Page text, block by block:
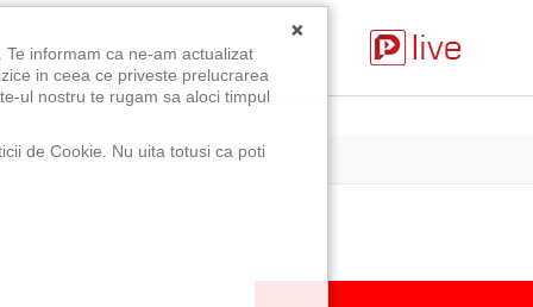
×
informam ca ne-am actualizat
in ceea ce priveste prelucrarea
ul nostru te rugam sa aloci timpul
de Cookie. Nu uita totusi ca poti